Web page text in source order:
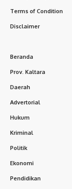
Terms of Condition
Disclaimer
Beranda
Prov. Kaltara
Daerah
Advertorial
Hukum
Kriminal
Politik
Ekonomi
Pendidikan